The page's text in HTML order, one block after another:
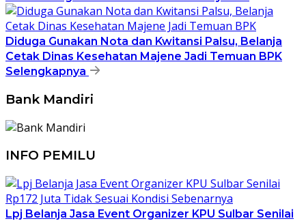
Diduga Gunakan Nota dan Kwitansi Palsu, Belanja
Cetak Dinas Kesehatan Majene Jadi Temuan BPK
Selengkapnya
Bank Mandiri
INFO PEMILU
Lpj Belanja Jasa Event Organizer KPU Sulbar Senilai